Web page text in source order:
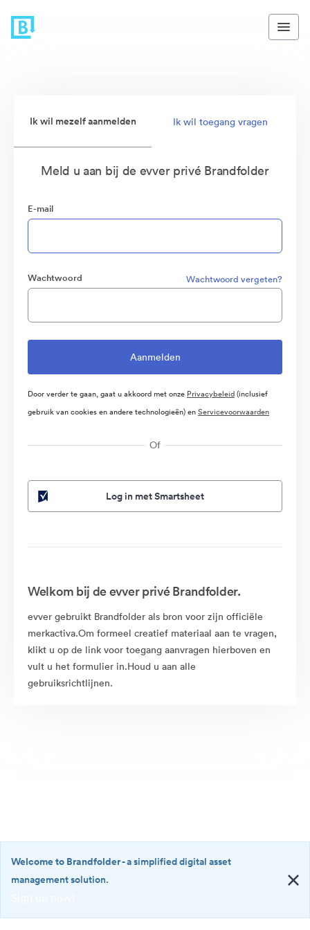
Ik wil mezelf aanmelden Ik wil toegang vragen
Meld u aan bij de evver privé Brandfolder
E-mail
Wachtwoord Wachtwoord vergeten?
Door verder te gaan, gaat u akkoord met onze Privacybeleid(inclusief
gebruik van cookies en andere technologieën) enServicevoorwaarden
Of
Log in met Smartsheet
Welkom bij de evver privé Brandfolder.
evver gebruikt Brandfolder als bron voor zijn officiële
merkactiva.Om formeel creatief materiaal aan te vragen,
klikt u op de link voor toegang aanvragen hierboven en
vult u het formulier in.Houd u aan alle
gebruiksrichtlijnen.
·
Welcome to Brandfolder- a simplified digital asset
management solution.